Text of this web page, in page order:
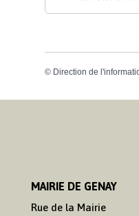
© Direction de
MAIRIE DE GENAY
Rue de la Mairie